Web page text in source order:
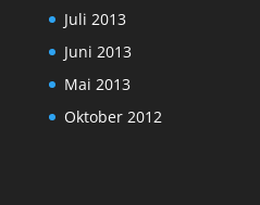
Juli 2013
Juni 2013
Mai 2013
Oktober 2012